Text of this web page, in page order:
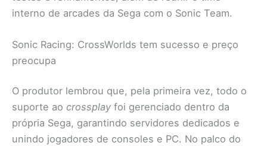
interno de arcades da Sega com o Sonic Team.
Sonic Racing: CrossWorlds tem sucesso e preço
preocupa
O produtor lembrou que, pela primeira vez, todo o
suporte ao crossplay foi gerenciado dentro da
própria Sega, garantindo servidores dedicados e
unindo jogadores de consoles e PC. No palco do